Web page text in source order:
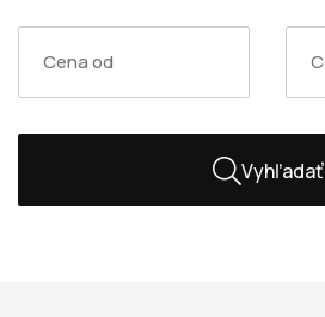
Vyhľadať